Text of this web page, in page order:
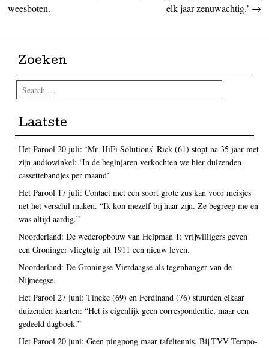
weesboten.
elk jaar zenuwachtig.’ →
Zoeken
Search
Laatste
Het Parool 20 juli: ‘Mr. HiFi Solutions’ Rick (61) stopt na 35 jaar met
zijn audiowinkel: ‘In de beginjaren verkochten we hier duizenden
cassettebandjes per maand’
Het Parool 17 juli: Contact met een soort grote zus kan voor meisjes
net het verschil maken. “Ik kon mezelf bij haar zijn. Ze begreep me en
was altijd aardig.”
Noorderland: De wederopbouw van Helpman 1: vrijwilligers geven
een Groninger vliegtuig uit 1911 een nieuw leven.
Noorderland: De Groningse Vierdaagse als tegenhanger van de
Nijmeegse.
Het Parool 27 juni: Tineke (69) en Ferdinand (76) stuurden elkaar
duizenden kaarten: “Het is eigenlijk geen correspondentie, maar een
gedeeld dagboek.”
Het Parool 20 juni: Geen pingpong maar tafeltennis. Bij TVV Tempo-